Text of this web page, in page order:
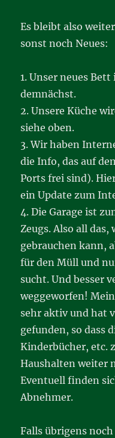
Es bleibt also
sonst noch Neues:
1. Unser neues
demnächst.
2. Unsere Küche
siehe oben.
3. Wir haben
die Info, das auf
Ports frei sind).
ein Update zum
4. Die Garage ist
Zeugs. Also all
gebrauchen kann,
für den Müll und
sucht. Und besser
weggeworfen!
sehr aktiv und hat
gefunden, so dass
Kinderbücher, etc.
Haushalten weiter
Eventuell finden
Abnehmer.
Falls übrigens